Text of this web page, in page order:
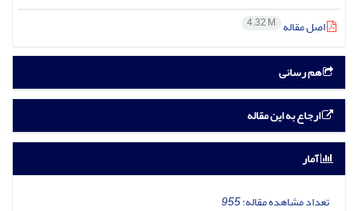
اصل مقاله 4.32 M
هم رسانی
ارجاع به این مقاله
آمار
تعداد مشاهده مقاله:955